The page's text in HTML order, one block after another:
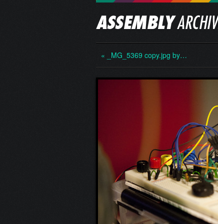
« _MG_5369 copy.jpg by…